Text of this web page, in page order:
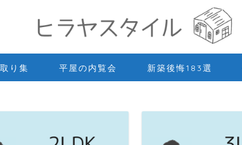
り集 平屋の内覧会 新築後悔183選